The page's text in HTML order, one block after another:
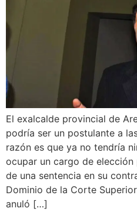
El exalcalde provincial de
podría ser un postulante a
razón es que ya no tendría
ocupar un cargo de
de una sentencia en su
Dominio de la Corte
anuló […]